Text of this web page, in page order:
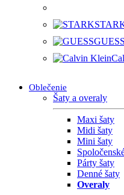
GUESS
Oblečenie
Šaty a overaly
Maxi šaty
Midi šaty
Mini šaty
Párty šaty
Denné šaty
Overaly